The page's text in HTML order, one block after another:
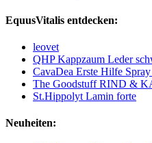
EquusVitalis entdecken:
leovet
QHP Kappzaum Leder
CavaDea Erste Hilfe
The Goodstuff RIND &
St.Hippolyt Lamin forte
Neuheiten: